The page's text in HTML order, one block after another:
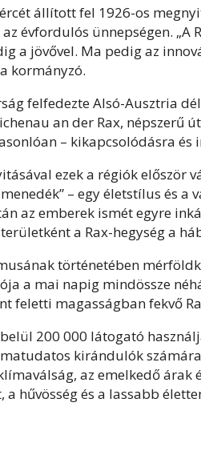
állított fel 1926-os
évfordulós ünnepségen. „A
a jövővel. Ma pedig az
kormányzó.
felfedezte Alsó-Ausztria
an der Rax,
– kikapcsolódásra
ezek a régiók először
– egy életstílus és a
az emberek ismét egyre
a Rax-hegység a
történetében
a mai napig mindössze
feletti magasságban fekvő
200 000 látogató
kirándulók
az emelkedő
a hűvösség és a lassabb